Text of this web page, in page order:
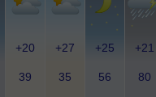
+20 +27 +25 +21
39 35 56 80